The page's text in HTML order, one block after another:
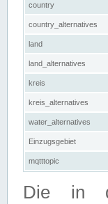
country
country_alternatives
land
land_alternatives
kreis
kreis_alternatives
water_alternatives
Einzugsgebiet
mqtttopic
Die in